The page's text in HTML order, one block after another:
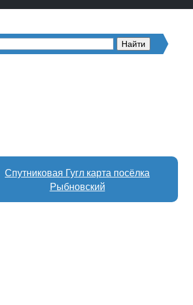
Спутниковая Гугл карта посёлка
Рыбновский